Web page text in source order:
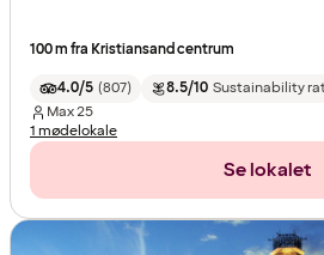
100 m fra Kristiansand centrum
4.0/5 (807) 8.5/10 Sustainability
Max25
1 mødelokale
Se lokalet